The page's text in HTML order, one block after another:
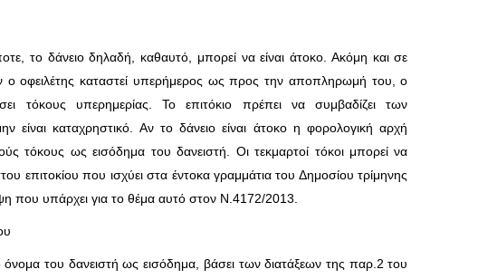
το δάνειο δηλαδή, καθαυτό, μπορεί να είναι άτοκο. Ακόμη και σε
ο οφειλέτης καταστεί υπερήμερος ως προς την αποπληρωμή του, ο
τόκους υπερημερίας. Το επιτόκιο πρέπει να συμβαδίζει των
είναι καταχρηστικό. Αν το δάνειο είναι άτοκο η φορολογική αρχή
τόκους ως εισόδημα του δανειστή. Οι τεκμαρτοί τόκοι μπορεί να
επιτοκίου που ισχύει στα έντοκα γραμμάτια του Δημοσίου τρίμηνης
που υπάρχει για το θέμα αυτό στον Ν.4172/2013.
του δανειστή ως εισόδημα, βάσει των διατάξεων της παρ.2 του